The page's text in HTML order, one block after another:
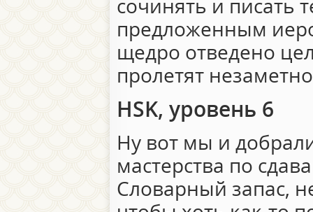
сочинять и писать
предложенным
щедро отведено
пролетят
HSK, уровень 6
Ну вот мы и
мастерства по
Словарный запас,